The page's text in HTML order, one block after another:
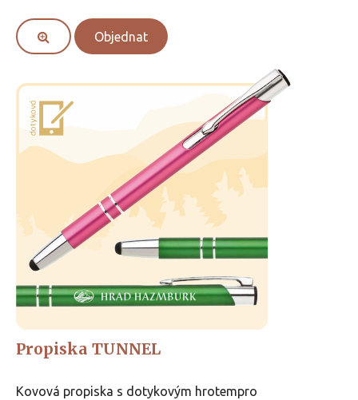
Objednat
Propiska TUNNEL
Kovová propiska s dotykovým hrotempro